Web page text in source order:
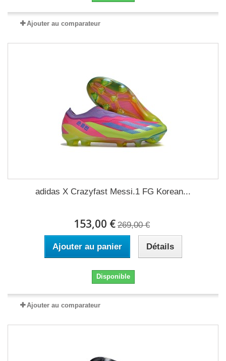
Ajouter au comparateur
adidas X Crazyfast Messi.1 FG Korean...
153,00 € 269,00 €
Ajouter au panier Détails
Disponible
Ajouter au comparateur